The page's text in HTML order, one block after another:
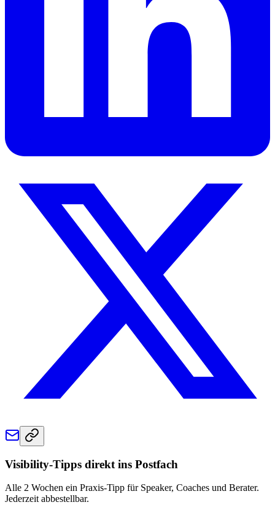
Visibility-Tipps direkt ins Postfach
Alle 2 Wochen ein Praxis-Tipp für Speaker, Coaches und Berater.
Jederzeit abbestellbar.